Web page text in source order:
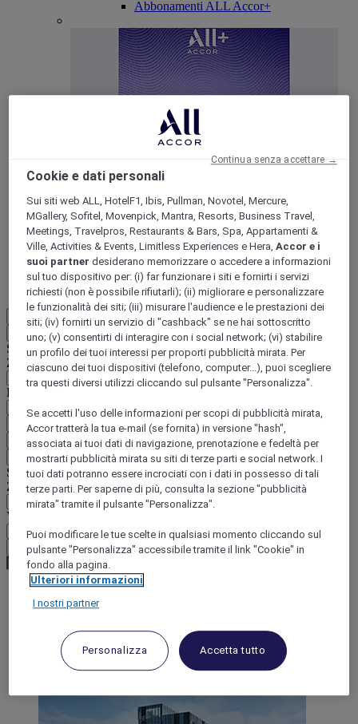
Abbonamenti ALL Accor+
15% di sconto tutto l'annosui tuoi soggiorni in +30
marchi
ISCRIVITI SUBITO
Più
Indietro
Selezionare il Paese e la lingua qui di seguito
Zona geografica
Paese/Regione - Lingua
Confermare Paese e lingua
EUR (€)
Indietro
Selezionare la valuta qui di seguito
Zona geografica
Valuta
Confermare la valuta
World
China
FUJIAN
Shishi
Cookie e dati personali
Sui siti web ALL, HotelF1, Ibis, Pullman, Novotel, Mercure,
MGallery, Sofitel, Movenpick, Mantra, Resorts, Business Travel,
Meetings, Travelpros, Restaurants & Bars, Spa, Appartamenti &
Ville, Activities & Events, Limitless Experiences e Hera,Accor e i
suoi partner desiderano memorizzare o accedere a informazioni
sul tuo dispositivo per: (i) far funzionare i siti e fornirti i servizi
richiesti (non è possibile rifiutarli); (ii) migliorare e personalizzare
le funzionalità dei siti; (iii) misurare l'audience e le prestazioni dei
siti; (iv) fornirti un servizio di "cashback" se ne hai sottoscritto
uno; (v) consentirti di interagire con i social network; (vi) stabilire
un profilo dei tuoi interessi per proporti pubblicità mirata. Per
ciascuno dei tuoi dispositivi (telefono, computer...), puoi scegliere
tra questi diversi utilizzi cliccando sul pulsante "Personalizza".
Se accetti l'uso delle informazioni per scopi di pubblicità mirata,
Accor tratterà la tua e-mail (se fornita) in versione "hash",
associata ai tuoi dati di navigazione, prenotazione e fedeltà per
mostrarti pubblicità mirata su siti di terze parti e social network. I
tuoi dati potranno essere incrociati con i dati in possesso di tali
terze parti. Per saperne di più, consulta la sezione "pubblicità
mirata" tramite il pulsante "Personalizza".
Puoi modificare le tue scelte in qualsiasi momento cliccando sul
pulsante "Personalizza" accessibile tramite il link "Cookie" in
fondo alla pagina.
Ulteriori informazioni
I nostri partner
Personalizza Accetta tutto
Continua senza accettare →